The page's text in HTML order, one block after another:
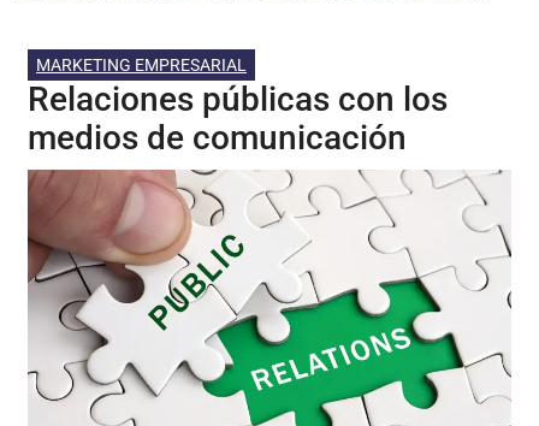
MARKETING EMPRESARIAL
Relaciones públicas con los
medios de comunicación